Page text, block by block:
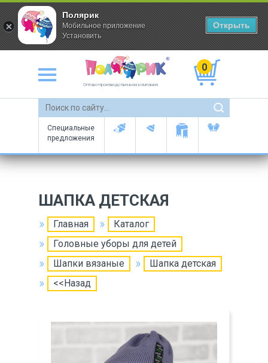
Оптово-производственная компания
0
Специальные
предложения
ШАПКА ДЕТСКАЯ
Главная
Каталог
Головные уборы для детей
Шапки вязаные
Шапка детская
<<Назад
Полярик
Мобильное приложение
Установить
Открыть